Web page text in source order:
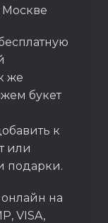
Москве
же
букет
к
или
подарки.
онлайн на
VISA,